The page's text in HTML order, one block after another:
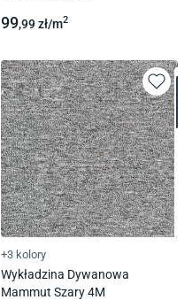
99,99zł/m2
+3 kolory
Wykładzina Dywanowa
Mammut Szary 4M